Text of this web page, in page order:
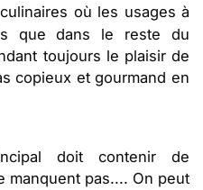
où les usages à
que dans le reste du
toujours le plaisir de
copieux et gourmand en
doit contenir de
manquent pas.... On peut